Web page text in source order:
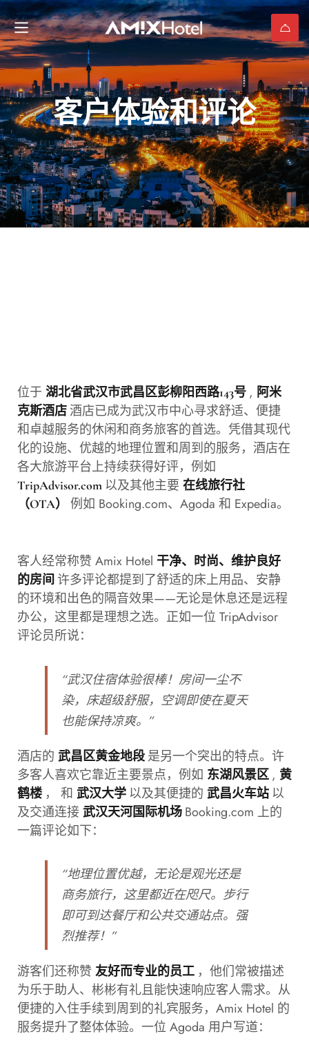
客户体验和评论
位于 湖北省武汉市武昌区彭柳阳西路143号 , 阿米
克斯酒店酒店已成为武汉市中心寻求舒适、便捷
和卓越服务的休闲和商务旅客的首选。凭借其现代
化的设施、优越的地理位置和周到的服务，酒店在
各大旅游平台上持续获得好评，例如
TripAdvisor.com 以及其他主要 在线旅行社
（OTA） 例如 Booking.com、Agoda 和 Expedia。
客人经常称赞 Amix Hotel 干净、时尚、维护良好
的房间 许多评论都提到了舒适的床上用品、安静
的环境和出色的隔音效果——无论是休息还是远程
办公，这里都是理想之选。正如一位 TripAdvisor
评论员所说：
“武汉住宿体验很棒！房间一尘不
染，床超级舒服，空调即使在夏天
也能保持凉爽。”
酒店的 武昌区黄金地段 是另一个突出的特点。许
多客人喜欢它靠近主要景点，例如 东湖风景区 , 黄
鹤楼 ， 和 武汉大学 以及其便捷的 武昌火车站 以
及交通连接 武汉天河国际机场 Booking.com 上的
一篇评论如下：
“地理位置优越，无论是观光还是
商务旅行，这里都近在咫尺。步行
即可到达餐厅和公共交通站点。强
烈推荐！”
游客们还称赞 友好而专业的员工 ，他们常被描述
为乐于助人、彬彬有礼且能快速响应客人需求。从
便捷的入住手续到周到的礼宾服务，Amix Hotel 的
服务提升了整体体验。一位 Agoda 用户写道：